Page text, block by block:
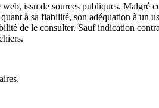
issu de sources publiques. Malgré
à sa fiabilité, son adéquation à un
de le consulter. Sauf indication